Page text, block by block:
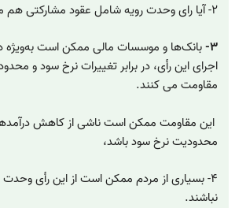
۲- آیا رای وحدت رویه شامل عقود مشارکتی هم می شود؟
۳- بانک‌ها و موسسات مالی ممکن است به‌ویژه
اجرای این رأی، در برابر تغییرات نرخ سود و
مقاومت می کنند.
این مقاومت ممکن است ناشی از کاهش
محدودیت نرخ سود باشد،
۴- بسیاری از مردم ممکن است از این رأی وحدت
نباشند.